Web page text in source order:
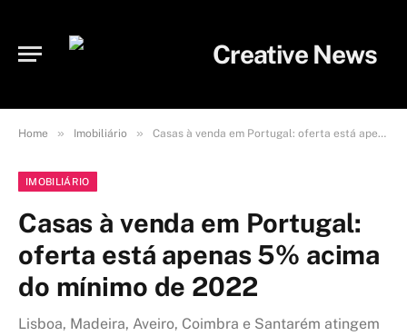
Home » Imobiliário » Casas à venda em Portugal: oferta está apenas 5% acima do mínimo de 2022
IMOBILIÁRIO
Casas à venda em Portugal:
oferta está apenas 5% acima
do mínimo de 2022
Lisboa, Madeira, Aveiro, Coimbra e Santarém atingem